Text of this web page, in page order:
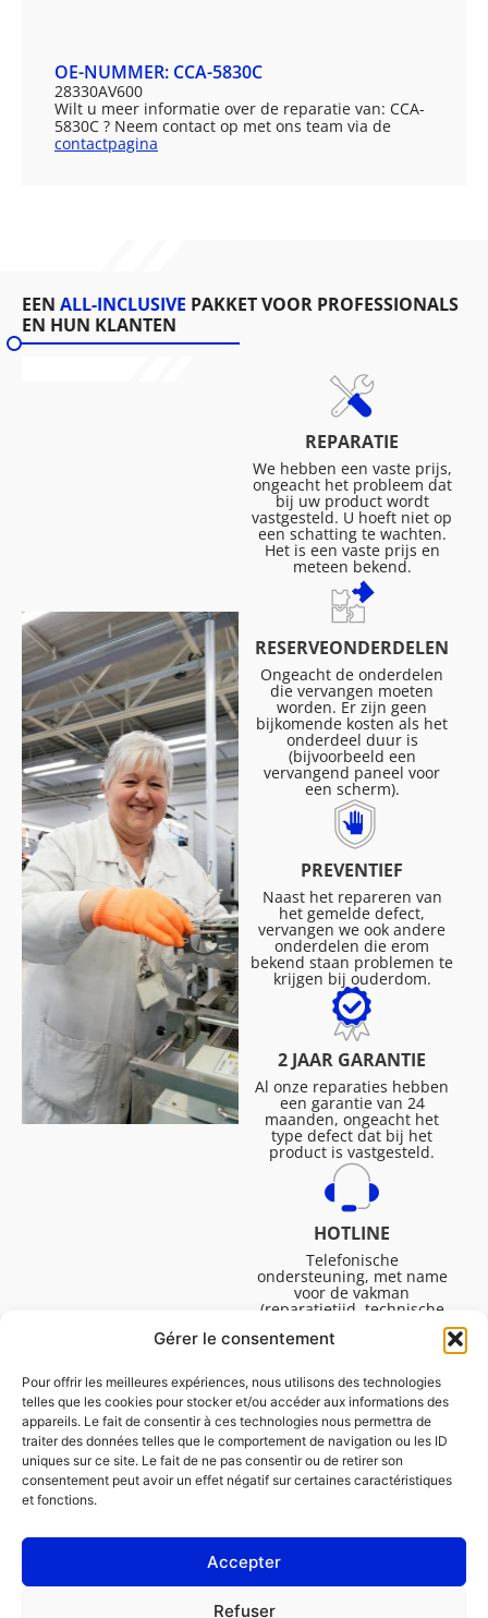
Gérer le consentement
Pour offrir les meilleures expériences, nous utilisons des technologies
telles que les cookies pour stocker et/ou accéder aux informations des
appareils. Le fait de consentir à ces technologies nous permettra de
traiter des données telles que le comportement de navigation ou les ID
uniques sur ce site. Le fait de ne pas consentir ou de retirer son
consentement peut avoir un effet négatif sur certaines caractéristiques
et fonctions.
Accepter
Refuser
OE-NUMMER: CCA-5830C
28330AV600
Wilt u meer informatie over de reparatie van: CCA-
5830C ? Neem contact op met ons team via de
contactpagina
EEN ALL-INCLUSIVE PAKKET VOOR PROFESSIONALS
EN HUN KLANTEN
REPARATIE
We hebben een vaste prijs,
ongeacht het probleem dat
bij uw product wordt
vastgesteld. U hoeft niet op
een schatting te wachten.
Het is een vaste prijs en
meteen bekend.
RESERVEONDERDELEN
Ongeacht de onderdelen
die vervangen moeten
worden. Er zijn geen
bijkomende kosten als het
onderdeel duur is
(bijvoorbeeld een
vervangend paneel voor
een scherm).
PREVENTIEF
Naast het repareren van
het gemelde defect,
vervangen we ook andere
onderdelen die erom
bekend staan problemen te
krijgen bij ouderdom.
2 JAAR GARANTIE
Al onze reparaties hebben
een garantie van 24
maanden, ongeacht het
type defect dat bij het
product is vastgesteld.
HOTLINE
Telefonische
ondersteuning, met name
voor de vakman
(reparatietijd, technische
Maandag tot vrijdag van